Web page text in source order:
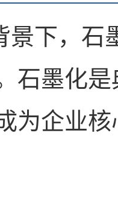
景下，石
石墨化
为企业